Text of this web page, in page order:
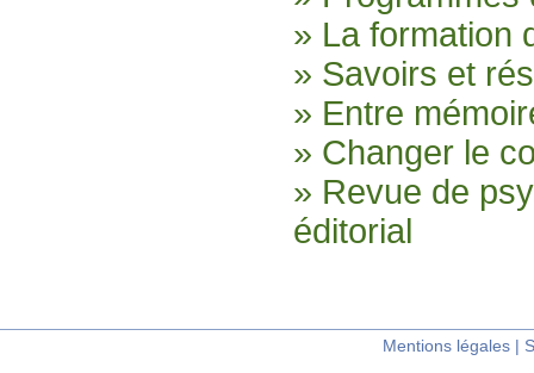
» La formation
» Savoirs et
» Entre
» Changer le
» Revue de
éditorial
Mentions légales |